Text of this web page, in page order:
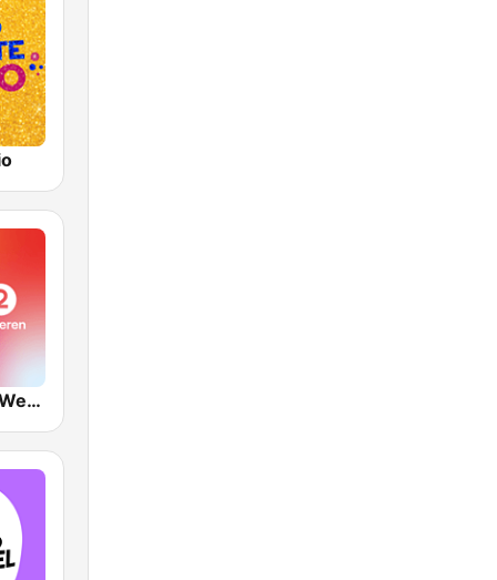
VRT Radio 2 West-Vlaanderen